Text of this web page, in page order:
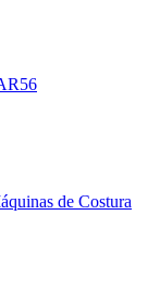
de Costura